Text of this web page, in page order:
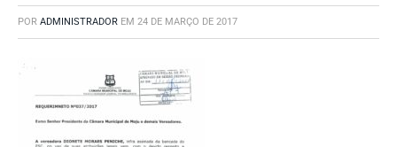
POR ADMINISTRADOR EM 24 DE MARÇO DE 2017